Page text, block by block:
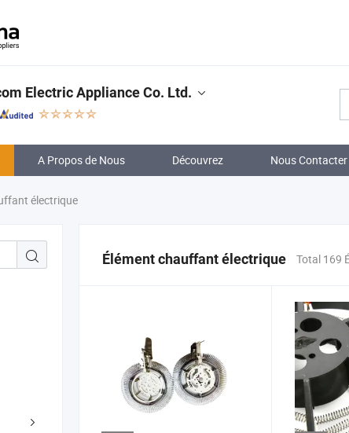
Electric Appliance Co. Ltd.
A Propos de Nous Découvrez Nous Contacter
électrique
Élément chauffant électrique Total 169